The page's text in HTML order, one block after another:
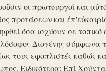
οι πρωτουργοί και
προτάσεων και
όσα ισχύουν σε
Διογένης σύμφωνα
τους εφοπλιστές καθώς
Ειδικότερα: Επί